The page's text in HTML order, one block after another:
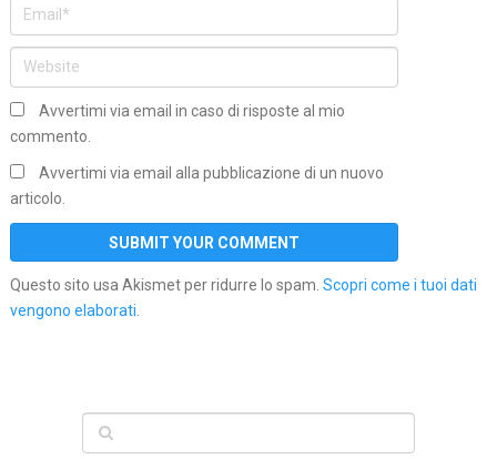
Avvertimi via email in caso di risposte al mio
commento.
Avvertimi via email alla pubblicazione di un nuovo
articolo.
Questo sito usa Akismet per ridurre lo spam. Scopri come i tuoi dati
vengono elaborati